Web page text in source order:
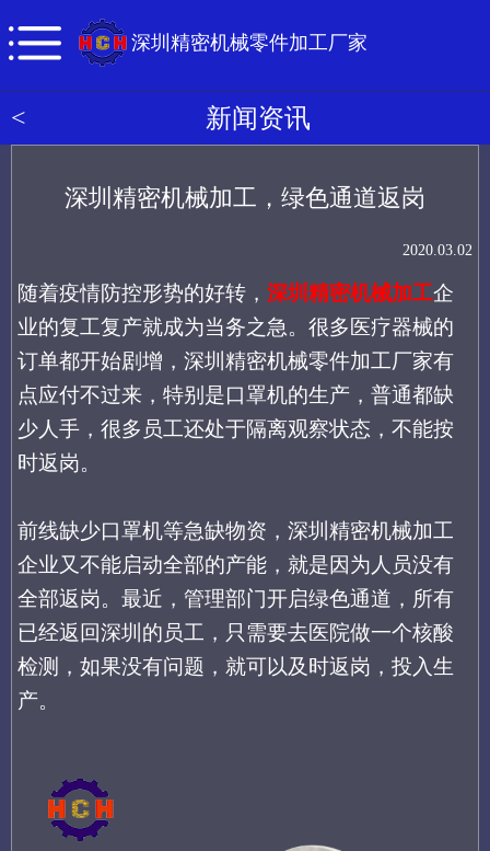
深圳精密机械零件加工厂家
< 新闻资讯
深圳精密机械加工，绿色通道返岗
2020.03.02
随着疫情防控形势的好转， 深圳精密机械加工企
业的复工复产就成为当务之急。很多医疗器械的
订单都开始剧增，深圳精密机械零件加工厂家有
点应付不过来，特别是口罩机的生产，普通都缺
少人手，很多员工还处于隔离观察状态，不能按
时返岗。
前线缺少口罩机等急缺物资，深圳精密机械加工
企业又不能启动全部的产能，就是因为人员没有
全部返岗。最近，管理部门开启绿色通道，所有
已经返回深圳的员工，只需要去医院做一个核酸
检测，如果没有问题，就可以及时返岗，投入生
产。